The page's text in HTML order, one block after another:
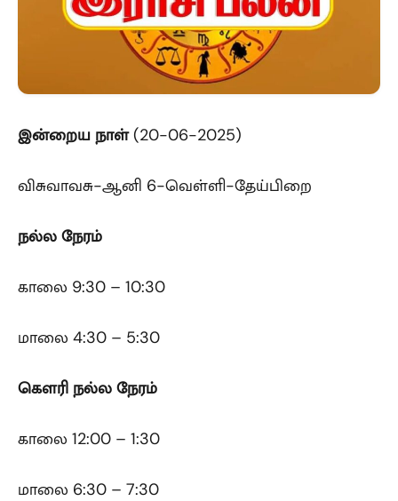
இன்றைய நாள்(20-06-2025)
விசுவாவசு-ஆனி 6-வெள்ளி-தேய்பிறை
நல்ல நேரம்
காலை 9:30 – 10:30
மாலை 4:30 – 5:30
கௌரி நல்ல நேரம்
காலை 12:00 – 1:30
மாலை 6:30 – 7:30